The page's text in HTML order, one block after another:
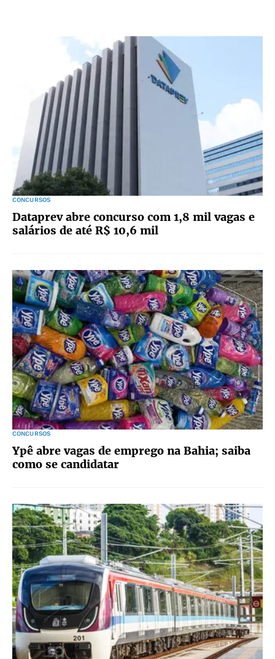
CONCURSOS
Dataprev abre concurso com 1,8 mil vagas e
salários de até R$ 10,6 mil
CONCURSOS
Ypê abre vagas de emprego na Bahia; saiba
como se candidatar